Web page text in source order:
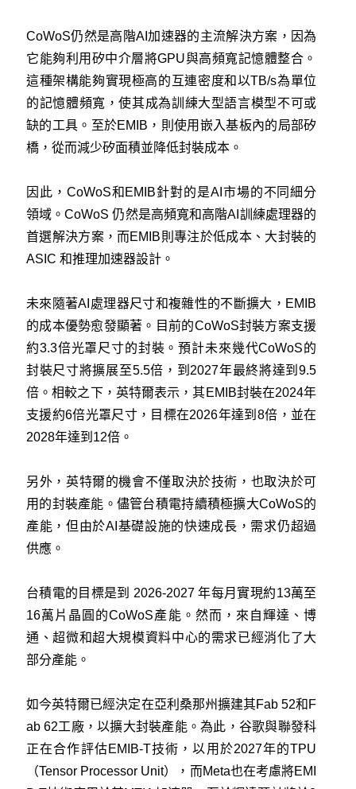
CoWoS仍然是高階AI加速器的主流解決方案，因為
它能夠利用矽中介層將GPU與高頻寬記憶體整合。
這種架構能夠實現極高的互連密度和以TB/s為單位
的記憶體頻寬，使其成為訓練大型語言模型不可或
缺的工具。至於EMIB，則使用嵌入基板內的局部矽
橋，從而減少矽面積並降低封裝成本。
因此，CoWoS和EMIB針對的是AI市場的不同細分
領域。CoWoS 仍然是高頻寬和高階AI訓練處理器的
首選解決方案，而EMIB則專注於低成本、大封裝的
ASIC 和推理加速器設計。
未來隨著AI處理器尺寸和複雜性的不斷擴大，EMIB
的成本優勢愈發顯著。目前的CoWoS封裝方案支援
約3.3倍光罩尺寸的封裝。預計未來幾代CoWoS的
封裝尺寸將擴展至5.5倍，到2027年最終將達到9.5
倍。相較之下，英特爾表示，其EMIB封裝在2024年
支援約6倍光罩尺寸，目標在2026年達到8倍，並在
2028年達到12倍。
另外，英特爾的機會不僅取決於技術，也取決於可
用的封裝產能。儘管台積電持續積極擴大CoWoS的
產能，但由於AI基礎設施的快速成長，需求仍超過
供應。
台積電的目標是到 2026-2027 年每月實現約13萬至
16萬片晶圓的CoWoS產能。然而，來自輝達、博
通、超微和超大規模資料中心的需求已經消化了大
部分產能。
如今英特爾已經決定在亞利桑那州擴建其Fab 52和F
ab 62工廠，以擴大封裝產能。為此，谷歌與聯發科
正在合作評估EMIB-T技術，以用於2027年的TPU
（Tensor Processor Unit），而Meta也在考慮將EMI